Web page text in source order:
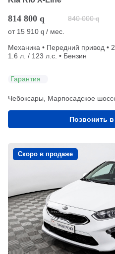
814 800 q 840 000 q
от 15 910 q / мес.
Механика • Передний привод •
1.6 л. / 123 л.с. • Бензин
Гарантия
Чебоксары, Марпосадское
Позвонить
Скоро в продаже